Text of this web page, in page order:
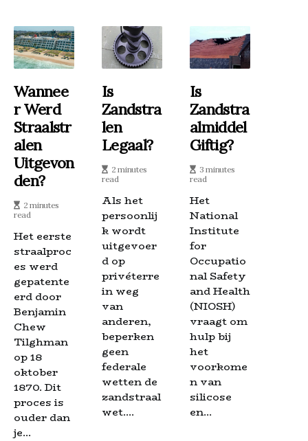
Wannee
R Werd
Straalstr
Alen
Uitgevon
Den?
2 minutes
read
Het eerste
straalproc
es werd
gepatente
erd door
Benjamin
Chew
Tilghman
op 18
oktober
1870. Dit
proces is
ouder dan
je...
Is
Zandstra
Len
Legaal?
2 minutes
read
Als het
persoonlij
k wordt
uitgevoer
d op
privéterre
in weg
van
anderen,
beperken
geen
federale
wetten de
zandstraal
wet....
Is
Zandstra
Almiddel
Giftig?
3 minutes
read
Het
National
Institute
for
Occupatio
nal Safety
and Health
(NIOSH)
vraagt om
hulp bij
het
voorkome
n van
silicose
en...